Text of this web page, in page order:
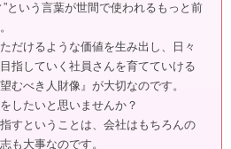
という言葉が世間で使われるもっと前
だけるような価値を生み出し、日々
指していく社員さんを育てていける
むべき人財像』が大切なのです。
したいと思いませんか？
すということは、会社はもちろんの
も大事なのです。